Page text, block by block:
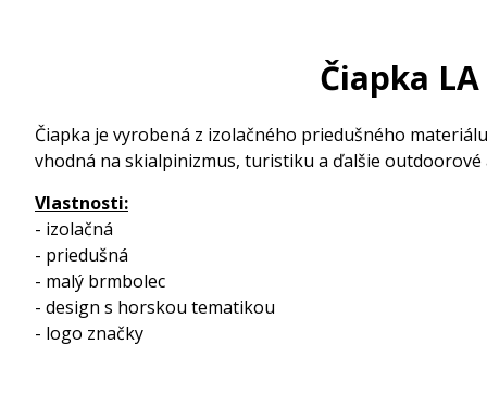
Čiapka
Čiapka je vyrobená z izolačného priedušného
vhodná na skialpinizmus, turistiku a ďalšie
Vlastnosti:
- izolačná
- priedušná
- malý brmbolec
- design s horskou tematikou
- logo značky